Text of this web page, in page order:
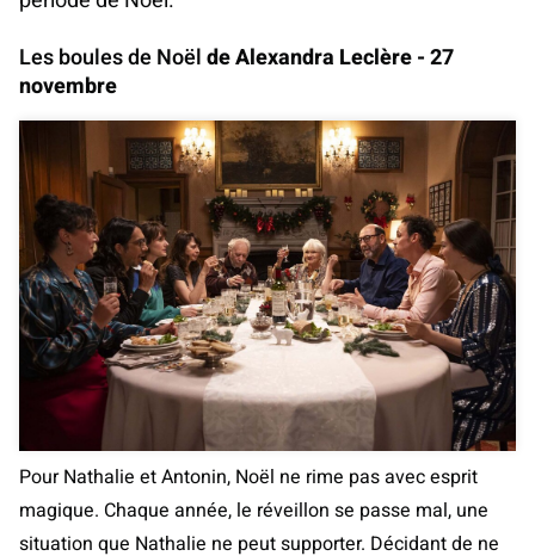
Les boules de Noëlde Alexandra Leclère - 27
novembre
Pour Nathalie et Antonin, Noël ne rime pas avec esprit
magique. Chaque année, le réveillon se passe mal, une
situation que Nathalie ne peut supporter. Décidant de ne